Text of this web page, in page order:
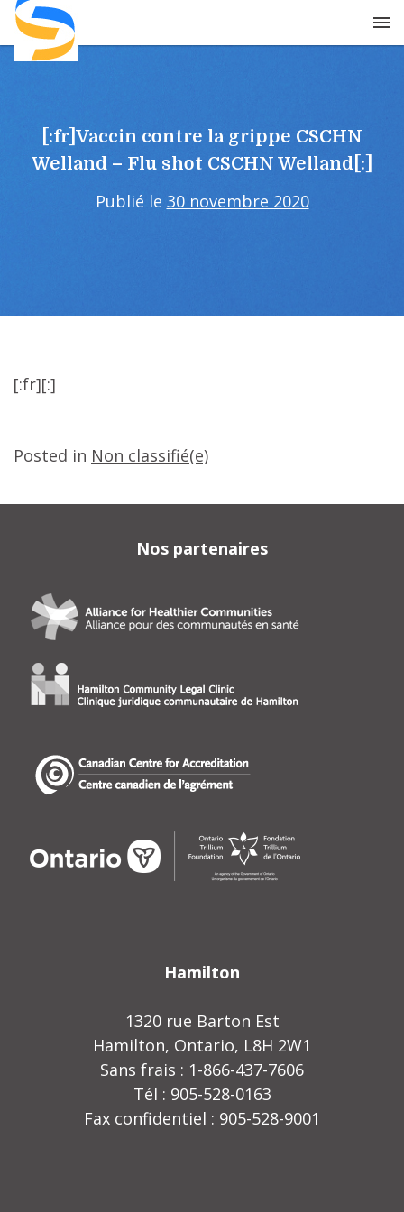
Skip
content
[:fr]Vaccin contre la grippe CSCHN
Welland – Flu shot CSCHN Welland[:]
Publié le 30 novembre 2020
[:fr][:]
Posted in Non classifié(e)
Nos partenaires
Hamilton
1320 rue Barton Est
Hamilton, Ontario, L8H 2W1
Sans frais : 1-866-437-7606
Tél : 905-528-0163
Fax confidentiel : 905-528-9001